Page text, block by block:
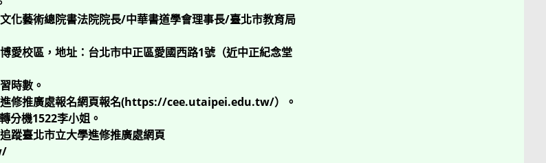
化藝術總院書法院院長/中華書道學會理事長/臺北市教育局
愛校區，地址：台北市中正區愛國西路1號（近中正紀念堂
時數。
進修推廣處報名網頁報名(https://cee.utaipei.edu.tw/）。
分機1522李小姐。
蹤臺北市立大學進修推廣處網頁